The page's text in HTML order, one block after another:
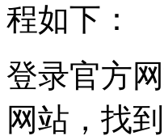
程如下：
登录官方
网站，找